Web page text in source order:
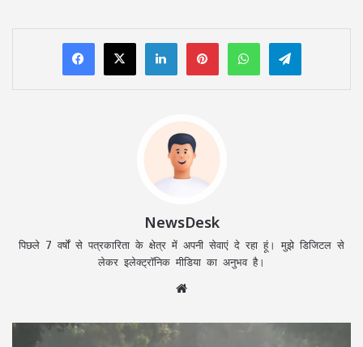
LinkedInPinterestWhatsAppTelegram
NewsDesk
पिछले 7 वर्षों से पत्रकारिता के क्षेत्र में अपनी सेवाएं दे रहा हूं। मुझे डिजिटल से
लेकर इलेक्ट्रॉनिक मीडिया का अनुभव है।